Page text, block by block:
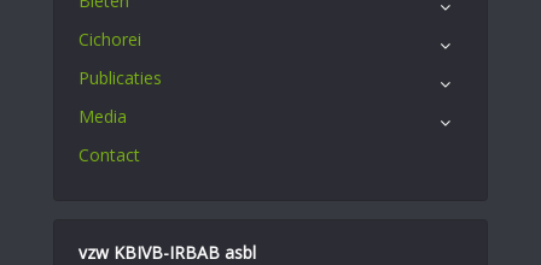
Cichorei
Publicaties
Media
Contact
vzw KBIVB-IRBAB asbl